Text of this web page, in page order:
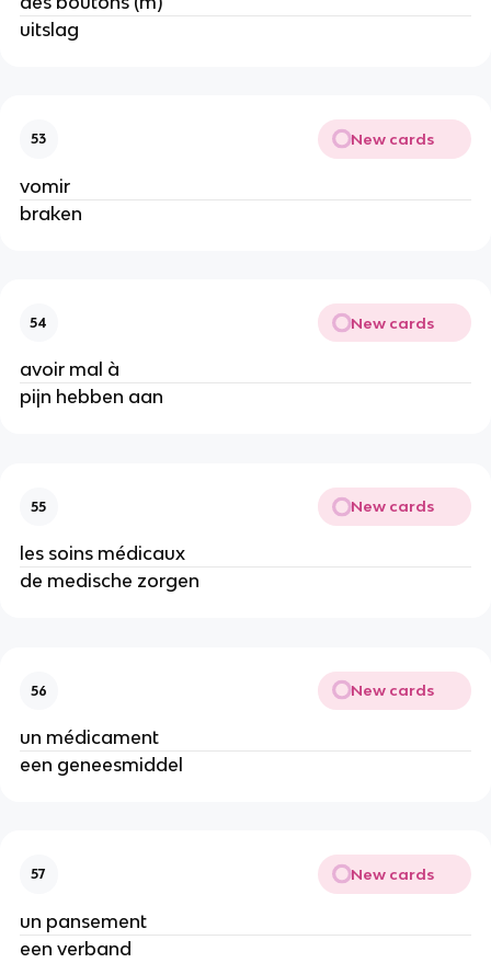
uitslag
53 New cards
vomir
braken
54 New cards
avoir mal à
pijn hebben aan
55 New cards
les soins médicaux
de medische zorgen
56 New cards
un médicament
een geneesmiddel
57 New cards
un pansement
een verband